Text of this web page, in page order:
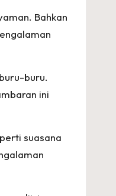
Bahkan
buru.
ini
suasana